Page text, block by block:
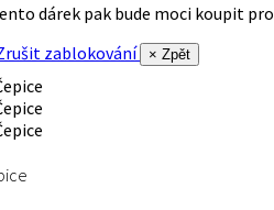
dárek pak bude moci koupit pro
zablokování
× Zpět